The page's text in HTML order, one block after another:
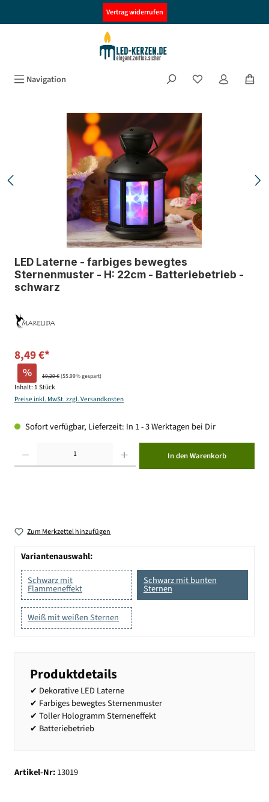
Vertrag widerrufen
Navigation
Bildergalerie überspringen
LED Laterne - farbiges bewegtes
Sternenmuster - H: 22cm - Batteriebetrieb -
schwarz
8,49 €*
% 19,29 €(55.99% gespart)
Inhalt: 1 Stück
Preise inkl. MwSt. zzgl. Versandkosten
Sofort verfügbar, Lieferzeit: In 1 - 3 Werktagen bei Dir
In den Warenkorb
Zum Merkzettel hinzufügen
Variantenauswahl:
Schwarz mit
Flammeneffekt
Schwarz mit bunten
Sternen
Weiß mit weißen Sternen
Produktdetails
✔ Dekorative LED Laterne
✔ Farbiges bewegtes Sternenmuster
✔ Toller Hologramm Sterneneffekt
✔ Batteriebetrieb
Artikel-Nr:13019